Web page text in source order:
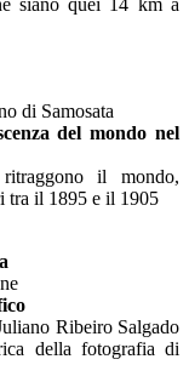
di Samosata
del mondo nel
il mondo,
tra il 1895 e il 1905
Ribeiro Salgado
della fotografia di